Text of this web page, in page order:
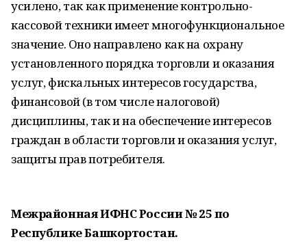
усилено, так как применение контрольно-
кассовой техники имеет многофункциональное
значение. Оно направлено как на охрану
установленного порядка торговли и оказания
услуг, фискальных интересов государства,
финансовой (в том числе налоговой)
дисциплины, так и на обеспечение интересов
граждан в области торговли и оказания услуг,
защиты прав потребителя.
Межрайонная ИФНС России № 25 по
Республике Башкортостан.